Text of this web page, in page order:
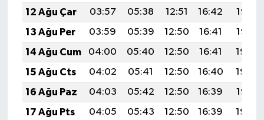
12 Ağu Çar
03:57 05:38 12:51 16:42
19:53
13 Ağu Per
03:59 05:39 12:50 16:41
19:52
14 Ağu Cum
04:00 05:40 12:50 16:41
19:50
15 Ağu Cts
04:02 05:41 12:50 16:40
19:49
16 Ağu Paz
04:03 05:42 12:50 16:39
19:47
17 Ağu Pts
04:05 05:43 12:50 16:39
19:46